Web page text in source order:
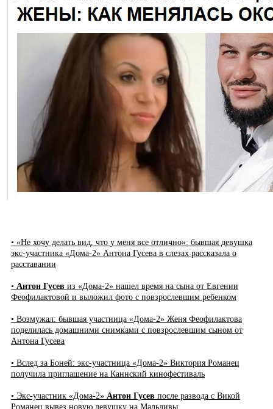
• «Не хочу делать вид, что у меня все отлично»: бывшая девушка
экс-участника «Дома-2» Антона Гусева в слезах рассказала о
расставании
• Антон Гусев из «Дома-2» нашел время на сына от Евгении
Феофилактовой и выложил фото с повзрослевшим ребенком
• Возмужал: бывшая участница «Дома-2» Женя Феофилактова
поделилась домашними снимками с повзрослевшим сыном от
Антона Гусева
• Вслед за Боней: экс-участница «Дома-2» Виктория Романец
получила приглашение на Каннский кинофестиваль
• Экс-участник «Дома-2» Антон Гусев после развода с Викой
Романец вывез новую девушку на Мальдивы